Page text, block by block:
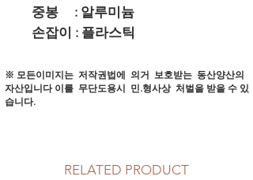
중봉 : 알루미늄
손잡이 : 플라스틱
※ 모든이미지는 저작권법에 의거 보호받는 동산양산의
자산입니다이를 무단도용시 민.형사상 처벌을 받을 수 있
습니다.
RELATED PRODUCT